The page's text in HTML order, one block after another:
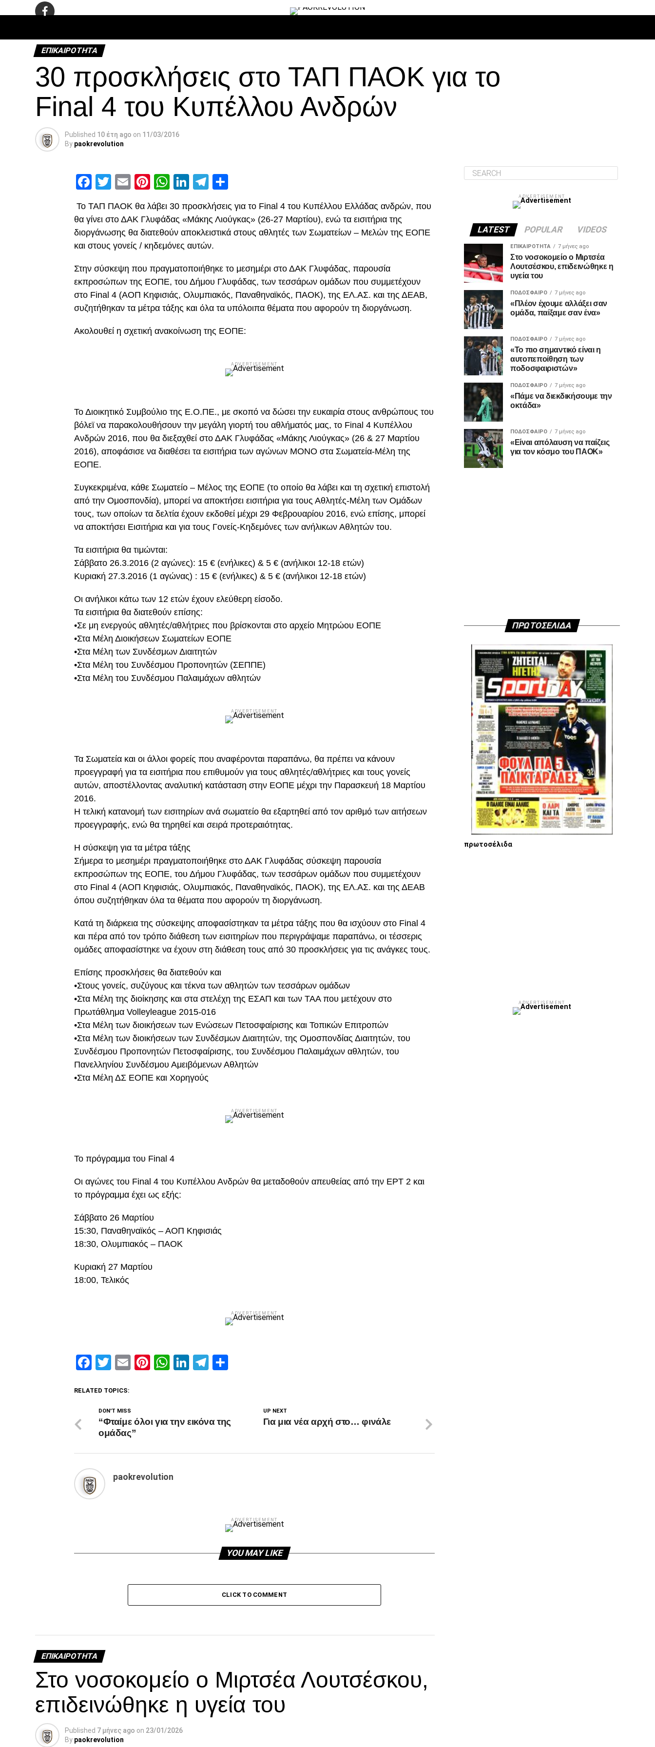
ΕΠΙΚΑΙΡΌΤΗΤΑ
30 προσκλήσεις στο ΤΑΠ ΠΑΟΚ για το
Final 4 του Κυπέλλου Ανδρών
Published 10 έτη ago on 11/03/2016
By paokrevolution
Facebook
Twitter
EmailPinterest
WhatsApp
LinkedIn
Telegram
Το ΤΑΠ ΠΑΟΚ θα λάβει 30 προσκλήσεις για το Final 4 του Κυπέλλου Ελλάδας ανδρών, που
θα γίνει στο ΔΑΚ Γλυφάδας «Μάκης Λιούγκας» (26-27 Μαρτίου), ενώ τα εισιτήρια της
διοργάνωσης θα διατεθούν αποκλειστικά στους αθλητές των Σωματείων – Μελών της ΕΟΠΕ
και στους γονείς / κηδεμόνες αυτών.
Στην σύσκεψη που πραγματοποιήθηκε το μεσημέρι στο ΔΑΚ Γλυφάδας, παρουσία
εκπροσώπων της ΕΟΠΕ, του Δήμου Γλυφάδας, των τεσσάρων ομάδων που συμμετέχουν
στο Final 4 (ΑΟΠ Κηφισιάς, Ολυμπιακός, Παναθηναϊκός, ΠΑΟΚ), της ΕΛ.ΑΣ. και της ΔΕΑΒ,
συζητήθηκαν τα μέτρα τάξης και όλα τα υπόλοιπα θέματα που αφορούν τη διοργάνωση.
Ακολουθεί η σχετική ανακοίνωση της ΕΟΠΕ:
ADVERTISEMENT
Το Διοικητικό Συμβούλιο της Ε.Ο.ΠΕ., με σκοπό να δώσει την ευκαιρία στους ανθρώπους του
βόλεϊ να παρακολουθήσουν την μεγάλη γιορτή του αθλήματός μας, το Final 4 Κυπέλλου
Ανδρών 2016, που θα διεξαχθεί στο ΔΑΚ Γλυφάδας «Μάκης Λιούγκας» (26 & 27 Μαρτίου
2016), αποφάσισε να διαθέσει τα εισιτήρια των αγώνων ΜΟΝΟ στα Σωματεία-Μέλη της
ΕΟΠΕ.
Συγκεκριμένα, κάθε Σωματείο – Μέλος της ΕΟΠΕ (το οποίο θα λάβει και τη σχετική επιστολή
από την Ομοσπονδία), μπορεί να αποκτήσει εισιτήρια για τους Αθλητές-Μέλη των Ομάδων
τους, των οποίων τα δελτία έχουν εκδοθεί μέχρι 29 Φεβρουαρίου 2016, ενώ επίσης, μπορεί
να αποκτήσει Εισιτήρια και για τους Γονείς-Κηδεμόνες των ανήλικων Αθλητών του.
Τα εισιτήρια θα τιμώνται:
Σάββατο 26.3.2016 (2 αγώνες): 15 € (ενήλικες) & 5 € (ανήλικοι 12-18 ετών)
Κυριακή 27.3.2016 (1 αγώνας) : 15 € (ενήλικες) & 5 € (ανήλικοι 12-18 ετών)
Οι ανήλικοι κάτω των 12 ετών έχουν ελεύθερη είσοδο.
Τα εισιτήρια θα διατεθούν επίσης:
•Σε μη ενεργούς αθλητές/αθλήτριες που βρίσκονται στο αρχείο Μητρώου ΕΟΠΕ
•Στα Μέλη Διοικήσεων Σωματείων ΕΟΠΕ
•Στα Μέλη των Συνδέσμων Διαιτητών
•Στα Μέλη του Συνδέσμου Προπονητών (ΣΕΠΠΕ)
•Στα Μέλη του Συνδέσμου Παλαιμάχων αθλητών
ADVERTISEMENT
Τα Σωματεία και οι άλλοι φορείς που αναφέρονται παραπάνω, θα πρέπει να κάνουν
προεγγραφή για τα εισιτήρια που επιθυμούν για τους αθλητές/αθλήτριες και τους γονείς
αυτών, αποστέλλοντας αναλυτική κατάσταση στην ΕΟΠΕ μέχρι την Παρασκευή 18 Μαρτίου
2016.
Η τελική κατανομή των εισιτηρίων ανά σωματείο θα εξαρτηθεί από τον αριθμό των αιτήσεων
προεγγραφής, ενώ θα τηρηθεί και σειρά προτεραιότητας.
Η σύσκεψη για τα μέτρα τάξης
Σήμερα το μεσημέρι πραγματοποιήθηκε στο ΔΑΚ Γλυφάδας σύσκεψη παρουσία
εκπροσώπων της ΕΟΠΕ, του Δήμου Γλυφάδας, των τεσσάρων ομάδων που συμμετέχουν
στο Final 4 (ΑΟΠ Κηφισιάς, Ολυμπιακός, Παναθηναϊκός, ΠΑΟΚ), της ΕΛ.ΑΣ. και της ΔΕΑΒ
όπου συζητήθηκαν όλα τα θέματα που αφορούν τη διοργάνωση.
Κατά τη διάρκεια της σύσκεψης αποφασίστηκαν τα μέτρα τάξης που θα ισχύουν στο Final 4
και πέρα από τον τρόπο διάθεση των εισιτηρίων που περιγράψαμε παραπάνω, οι τέσσερις
ομάδες αποφασίστηκε να έχουν στη διάθεση τους από 30 προσκλήσεις για τις ανάγκες τους.
Επίσης προσκλήσεις θα διατεθούν και
•Στους γονείς, συζύγους και τέκνα των αθλητών των τεσσάρων ομάδων
•Στα Μέλη της διοίκησης και στα στελέχη της ΕΣΑΠ και των ΤΑΑ που μετέχουν στο
Πρωτάθλημα Volleyleague 2015-016
•Στα Μέλη των διοικήσεων των Ενώσεων Πετοσφαίρισης και Τοπικών Επιτροπών
•Στα Μέλη των διοικήσεων των Συνδέσμων Διαιτητών, της Ομοσπονδίας Διαιτητών, του
Συνδέσμου Προπονητών Πετοσφαίρισης, του Συνδέσμου Παλαιμάχων αθλητών, του
Πανελληνίου Συνδέσμου Αμειβόμενων Αθλητών
•Στα Μέλη ΔΣ ΕΟΠΕ και Χορηγούς
ADVERTISEMENT
Το πρόγραμμα του Final 4
Οι αγώνες του Final 4 του Κυπέλλου Ανδρών θα μεταδοθούν απευθείας από την ΕΡΤ 2 και
το πρόγραμμα έχει ως εξής:
Σάββατο 26 Μαρτίου
15:30, Παναθηναϊκός – ΑΟΠ Κηφισιάς
18:30, Ολυμπιακός – ΠΑΟΚ
Κυριακή 27 Μαρτίου
18:00, Τελικός
ADVERTISEMENT
Facebook
Twitter
EmailPinterest
WhatsApp
LinkedIn
Telegram
RELATED TOPICS:
UP NEXT
Για μια νέα αρχή στο… φινάλε
DON'T MISS
“Φταίμε όλοι για την εικόνα της
ομάδας”
paokrevolution
ADVERTISEMENT
YOU MAY LIKE
CLICK TO COMMENT
ΕΠΙΚΑΙΡΌΤΗΤΑ
Στο νοσοκομείο ο Μιρτσέα Λουτσέσκου,
επιδεινώθηκε η υγεία του
Published 7 μήνες ago on 23/01/2026
By paokrevolution
ADVERTISEMENT
LATEST POPULAR VIDEOS
ΕΠΙΚΑΙΡΌΤΗΤΑ 7 μήνες ago
Στο νοσοκομείο ο Μιρτσέα
Λουτσέσκου, επιδεινώθηκε η
υγεία του
ΠΟΔΌΣΦΑΙΡΟ 7 μήνες ago
«Πλέον έχουμε αλλάξει σαν
ομάδα, παίξαμε σαν ένα»
ΠΟΔΌΣΦΑΙΡΟ 7 μήνες ago
«Το πιο σημαντικό είναι η
αυτοπεποίθηση των
ποδοσφαιριστών»
ΠΟΔΌΣΦΑΙΡΟ 7 μήνες ago
«Πάμε να διεκδικήσουμε την
οκτάδα»
ΠΟΔΌΣΦΑΙΡΟ 7 μήνες ago
«Είναι απόλαυση να παίζεις
για τον κόσμο του ΠΑΟΚ»
ΠΡΩΤΟΣΕΛΙΔΑ
πρωτοσέλιδα
ADVERTISEMENT